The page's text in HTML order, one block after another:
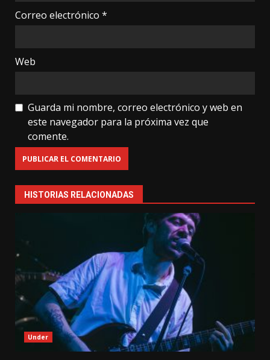
Correo electrónico *
Web
Guarda mi nombre, correo electrónico y web en
este navegador para la próxima vez que
comente.
HISTORIAS RELACIONADAS
Under